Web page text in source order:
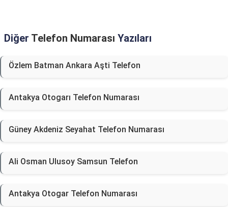
Diğer Telefon Numarası Yazıları
Özlem Batman Ankara Aşti Telefon
Antakya Otogarı Telefon Numarası
Güney Akdeniz Seyahat Telefon Numarası
Ali Osman Ulusoy Samsun Telefon
Antakya Otogar Telefon Numarası